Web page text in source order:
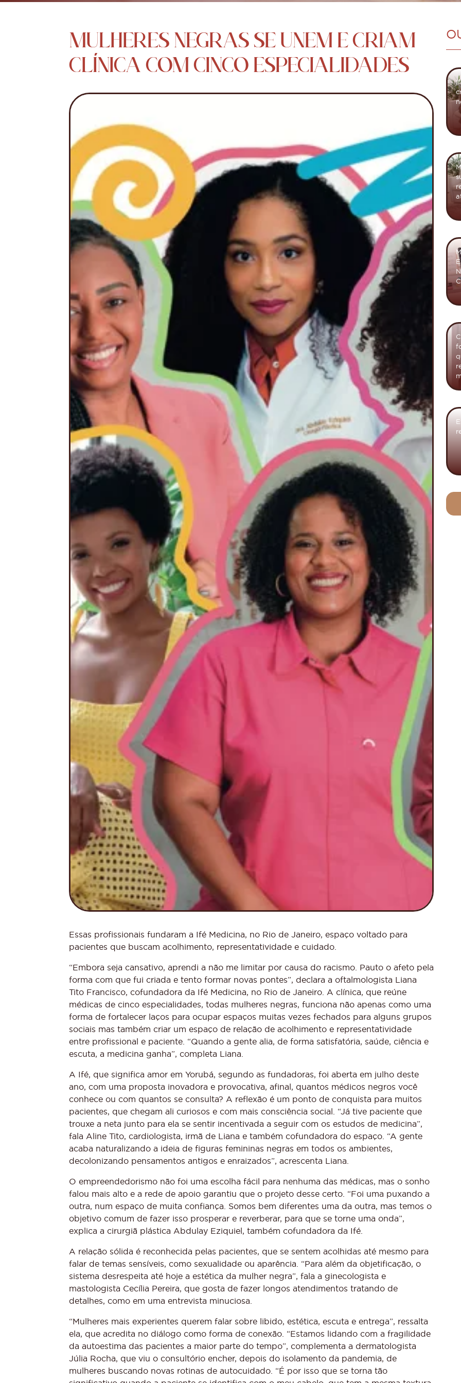
MULHERES NEGRAS SE UNEM E CRIAM
CLÍNICA COM CINCO ESPECIALIDADES
Essas profissionais fundaram a Ifé Medicina, no Rio de Janeiro, espaço voltado para
pacientes que buscam acolhimento, representatividade e cuidado.
“Embora seja cansativo, aprendi a não me limitar por causa do racismo. Pauto o afeto pela
forma com que fui criada e tento formar novas pontes”, declara a oftalmologista Liana
Tito Francisco, cofundadora da Ifé Medicina, no Rio de Janeiro. A clínica, que reúne
médicas de cinco especialidades, todas mulheres negras, funciona não apenas como uma
forma de fortalecer laços para ocupar espaços muitas vezes fechados para alguns grupos
sociais mas também criar um espaço de relação de acolhimento e representatividade
entre profissional e paciente. “Quando a gente alia, de forma satisfatória, saúde, ciência e
escuta, a medicina ganha”, completa Liana.
A Ifé, que significa amor em Yorubá, segundo as fundadoras, foi aberta em julho deste
ano, com uma proposta inovadora e provocativa, afinal, quantos médicos negros você
conhece ou com quantos se consulta? A reflexão é um ponto de conquista para muitos
pacientes, que chegam ali curiosos e com mais consciência social. “Já tive paciente que
trouxe a neta junto para ela se sentir incentivada a seguir com os estudos de medicina”,
fala Aline Tito, cardiologista, irmã de Liana e também cofundadora do espaço. “A gente
acaba naturalizando a ideia de figuras femininas negras em todos os ambientes,
decolonizando pensamentos antigos e enraizados”, acrescenta Liana.
O empreendedorismo não foi uma escolha fácil para nenhuma das médicas, mas o sonho
falou mais alto e a rede de apoio garantiu que o projeto desse certo. “Foi uma puxando a
outra, num espaço de muita confiança. Somos bem diferentes uma da outra, mas temos o
objetivo comum de fazer isso prosperar e reverberar, para que se torne uma onda”,
explica a cirurgiã plástica Abdulay Eziquiel, também cofundadora da Ifé.
A relação sólida é reconhecida pelas pacientes, que se sentem acolhidas até mesmo para
falar de temas sensíveis, como sexualidade ou aparência. “Para além da objetificação, o
sistema desrespeita até hoje a estética da mulher negra”, fala a ginecologista e
mastologista Cecília Pereira, que gosta de fazer longos atendimentos tratando de
detalhes, como em uma entrevista minuciosa.
“Mulheres mais experientes querem falar sobre libido, estética, escuta e entrega”, ressalta
ela, que acredita no diálogo como forma de conexão. “Estamos lidando com a fragilidade
da autoestima das pacientes a maior parte do tempo”, complementa a dermatologista
Júlia Rocha, que viu o consultório encher, depois do isolamento da pandemia, de
mulheres buscando novas rotinas de autocuidado. “É por isso que se torna tão